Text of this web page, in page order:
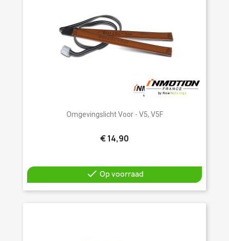
Omgevingslicht Voor - V5, V5F
€ 14,90
 Op voorraad